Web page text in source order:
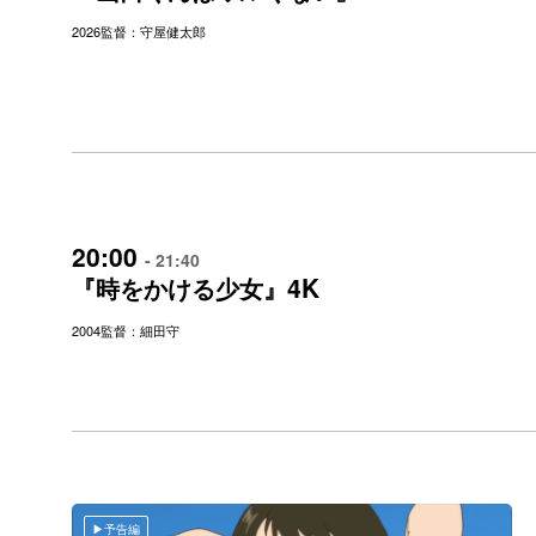
2026監督：守屋健太郎
20:00 - 21:40
『時をかける少女』 4K
2004監督：細田守
予告編